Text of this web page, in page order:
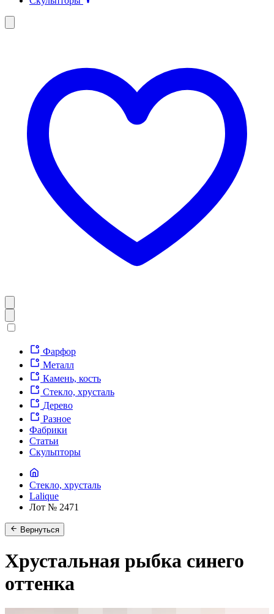
Фарфор
Металл
Камень, кость
Стекло, хрусталь
Дерево
Разное
Фабрики
Статьи
Скульпторы
Стекло, хрусталь
Lalique
Лот № 2471
Вернуться
Хрустальная рыбка синего
оттенка